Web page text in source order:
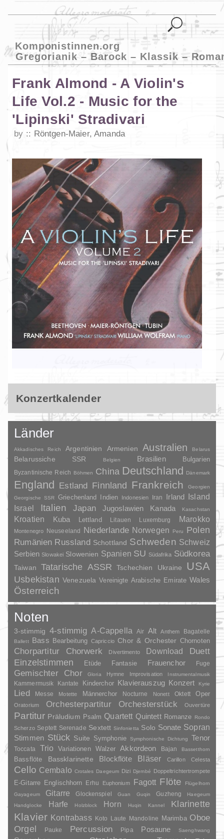
Komponistinnen.org
Gregorianik – Barock – Klassik –
Frank Almond - A Violin's
Life Vol.2 - Music for the
'Lipinski' Stradivari
by Röntgen-Maier, Amanda
Konzertkalender
Länder
Akkadisches Reich Argentinien Armenien Australien Belarus
Belarussiche SSR Belgien Brasilien Bulgarien
Byzantinische Reich Böhmen China Deutschland Dänemark
England Estland Finnland Frankreich
Georgien
Georgische SSR
Griechenland Indien Indonesien Iran Irland
Island
Israel
Italien Japan Jugoslawien Kanada Kasachstan
Kroatien Kuba Lettland Litauen Luxemburg Marokko
Montenegro Neuseeland Niederlande Norwegen Peru
Polen
Rumänien Russland Schottland Schweden Schweiz
Serbien Slowakei Slowenien Spanien SU Südafrika Südkorea
Taiwan Tatarische ASSR Tschechien Ukraine USA
Usbekistan Venezuela Vereinigte Arabische Emirate Wales
Österreich
Noten
3-stimmig 4-stimmig A-Cappella Air Alt Anthem Bagatelle
Ballett Bass Bearbeitung Capriccio Chor & Orchester Chornoten
Chorpartitur Chorwerk Divertimento Download
Duett
Einzelstimmen
Etüde Fantasie Frauenchor Fuge
Gemischter Chor Gloria Hymne Improvisation Instrumentalmusik
Kammermusik Kantate Kinderchor Klavierauszug Konzert Kyrie
Lied Messe Motette Männerchor Nocturne Nonett Oktett Oper
Oratorium Orchesterpartitur Orchesterstück Ouvertüre
Partitur Präludium Psalm Quartett Quintett Romanze Rondo
Scherzo Septett Serenade Sextett Sinfonietta Solo Sonate Sopran
Stimmen Stück Suite Symphonie Symphonische Dichtung Tenor
Toccata Trio Variationen Walzer Akkordeon Bajan Bassetthorn
Bassflöte Bassklarinette Blockflöte Bläser Carillon Celesta
Cello Cembalo Crotales Daegeum Dizi Djembé Doppeltrichtertrompete
E-Gitarre Englischhorn Erhu Euphonium Fagott Flöte
Flügelhorn
Gayageum
Gitarre Glockenspiel Guan Guqin Guzheng
Haegeum
Handglocke
Harfe Holzblock Horn Huqin Kannel Klarinette
Klavier Kontrabass Koto Laute Mandoline Marimba Oboe
Orgel Pauke Percussion Pipa Posaune Saenghwang